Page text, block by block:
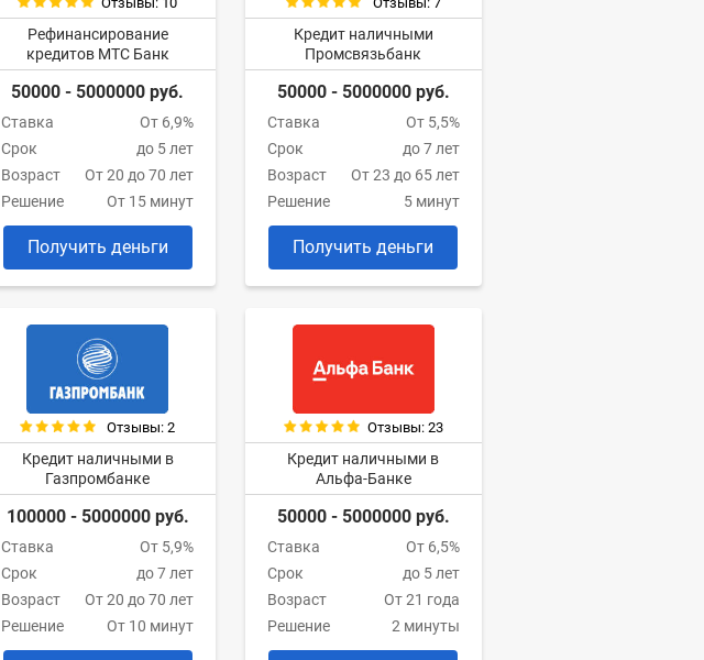
Рефинансирование
кредитов МТС Банк
50000 - 5000000 руб.
Ставка
От 6,9%
Срок
до 5 лет
Возраст
От 20 до 70 лет
Решение
От 15 минут
Получить деньги
Кредит наличными
Промсвязьбанк
50000 - 5000000 руб.
Ставка
От 5,5%
Срок
до 7 лет
Возраст
От 23 до 65 лет
Решение
5 минут
Получить деньги
Отзывы: 2
Кредит наличными в
Газпромбанке
100000 - 5000000 руб.
Ставка
От 5,9%
Срок
до 7 лет
Возраст
От 20 до 70 лет
Решение
От 10 минут
Отзывы: 23
Кредит наличными в
Альфа-Банке
50000 - 5000000 руб.
Ставка
От 6,5%
Срок
до 5 лет
Возраст
От 21 года
Решение
2 минуты